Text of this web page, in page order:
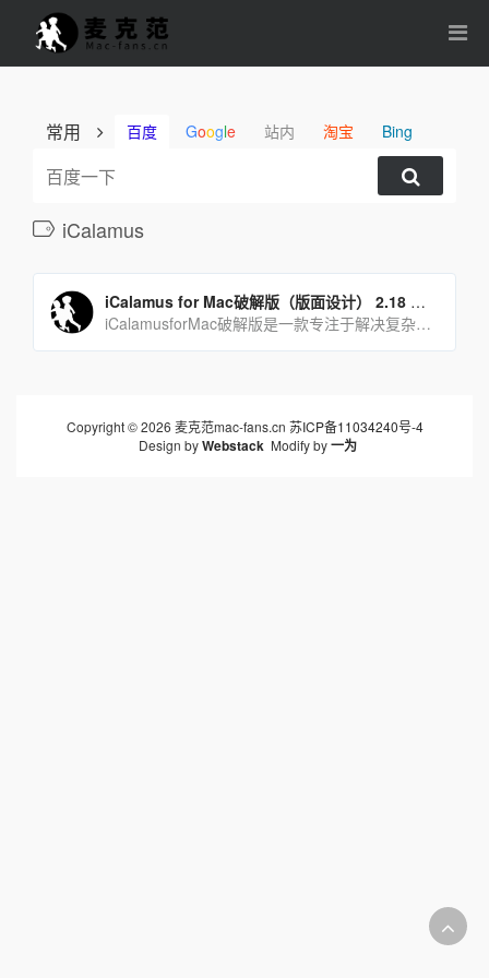
常用 百度 Google 站内 淘宝 Bing
iCalamus
iCalamus for Mac破解版（版面设计） 2.18 永久激活版
iCalamusforMac破解版是一款专注于解决复杂的杂志、科学作品和图书出版，并创建简单海报的绝佳选[…]
Copyright © 2026 麦克范mac-fans.cn 苏ICP备11034240号-4
Design byWebstack Modify by一为